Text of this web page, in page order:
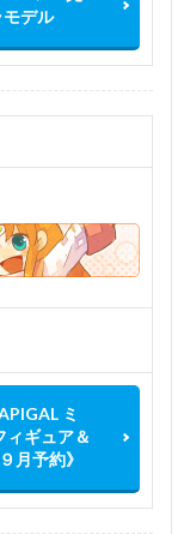
デル
ミ
ィギュア＆
月予約》